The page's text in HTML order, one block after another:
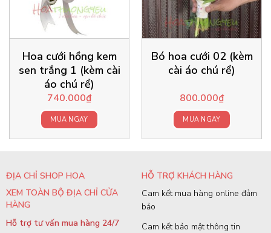
Hoa cưới hồng kem
sen trắng 1 (kèm cài
áo chú rể)
740.000₫
MUA NGAY
Bó hoa cưới 02 (kèm
cài áo chú rể)
800.000₫
MUA NGAY
ĐỊA CHỈ SHOP HOA
XEM TOÀN BỘ ĐỊA CHỈ CỬA
HÀNG
Hỗ trợ tư vấn mua hàng 24/7
HỖ TRỢ KHÁCH HÀNG
Cam kết mua hàng online đảm
bảo
Cam kết bảo mật thông tin